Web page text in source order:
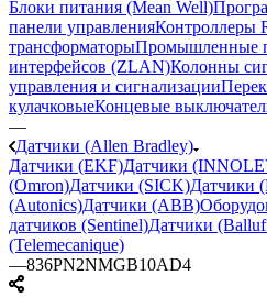
Блоки питания (Mean Well)
панели управленияКонтроллеры
трансформаторыПромышленные
интерфейсов (ZLAN)Колонны
управления и сигнализации
кулачковыеКонцевые
—
Датчики (Allen Bradley)
Датчики (EKF)Датчики
(Omron)Датчики (SICK)Датчики
(Autonics)Датчики (ABB)
датчиков (Sentinel)Датчики
(Telemecanique)
—836PN2NMGB10AD4